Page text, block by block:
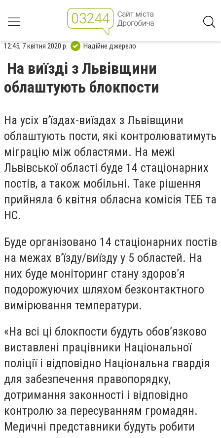
12:45, 7 квітня 2020 р. Надійне джерело
На виїзді з Львівщини
облаштують блокпости
На усіх в’їздах-виїздах з Львівщини
облаштують пости, які контролюватимуть
міграцію між областями. На межі
Львівської області буде 14 стаціонарних
постів, а також мобільні. Таке рішення
прийняла 6 квітня обласна комісія ТЕБ та
НС.
Буде організовано 14 стаціонарних постів
на межах в’їзду/виїзду у 5 областей. На
них буде моніторинг стану здоров’я
подорожуючих шляхом безконтактного
вимірювання температури.
«На всі ці блокпости будуть обов’язково
виставлені працівники Національної
поліції і відповідно Національна гвардія
для забезпечення правопорядку,
дотримання законності і відповідно
контролю за пересуванням громадян.
Медичні представники будуть робити